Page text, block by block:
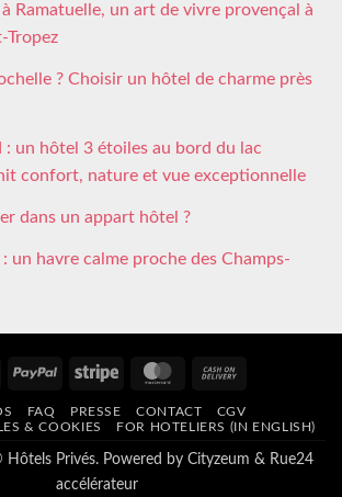
Ramatuelle, un art de vivre provençal à
Tropez
? Choisir un hôtel de charme près
: un hôtel 3 étoiles au bord du lac
confort, nature et vue exceptionnelle
dans un appart hôtel ?
un havre calme proche des Champs-
Visa PayPal Stripe MasterCard
Delivery
FAQ PRESSE CONTACT
CGV
& COOKIES
FOR HOTELIERS (IN ENGLISH)
Privés. Powered by Cityzeum & Rue24
accélérateur